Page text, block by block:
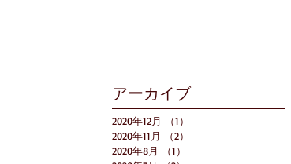
アーカイブ
2020年12月 （1）
2020年11月
（2）
2020年8月
（1）